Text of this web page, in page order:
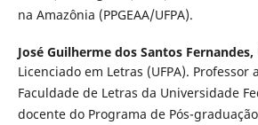
na Amazônia (PPGEAA/UFPA).
José Guilherme dos Santos Fernandes,
Licenciado em Letras (UFPA). Professor
Faculdade de Letras da Universidade
docente do Programa de Pós-